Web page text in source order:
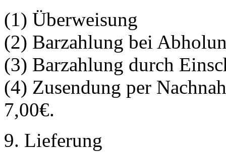
(1) Überweisung
(2) Barzahlung bei
(3) Barzahlung durch
(4) Zusendung per
7,00€.
9. Lieferung